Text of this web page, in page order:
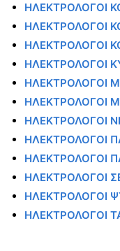
ΗΛΕΚΤΡΟΛΟΓΟΙ
ΗΛΕΚΤΡΟΛΟΓΟΙ
ΗΛΕΚΤΡΟΛΟΓΟΙ
ΗΛΕΚΤΡΟΛΟΓΟΙ
ΗΛΕΚΤΡΟΛΟΓΟΙ
ΗΛΕΚΤΡΟΛΟΓΟΙ
ΗΛΕΚΤΡΟΛΟΓΟΙ
ΗΛΕΚΤΡΟΛΟΓΟΙ
ΗΛΕΚΤΡΟΛΟΓΟΙ
ΗΛΕΚΤΡΟΛΟΓΟΙ
ΗΛΕΚΤΡΟΛΟΓΟΙ
ΗΛΕΚΤΡΟΛΟΓΟΙ